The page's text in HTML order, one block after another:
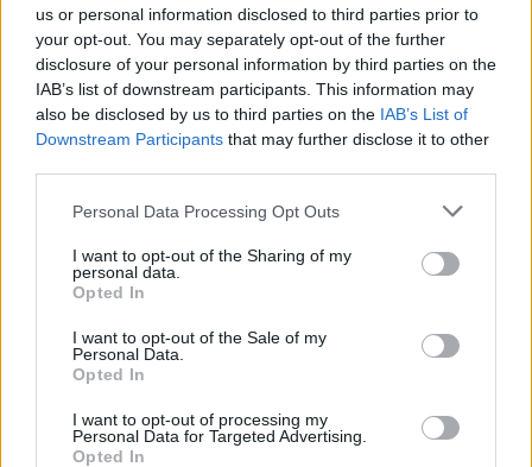
us or personal information disclosed to third parties prior to
your opt-out. You may separately opt-out of the further
disclosure of your personal information by third parties on the
IAB’s list of downstream participants. This information may
also be disclosed by us to third parties on the IAB’s List of
Downstream Participants that may further disclose it to other
Please note that this website/app uses one or more Google
not limited to your visit or usage behaviour. You may click to
grant or deny consent to Google and its third-party tags to
use your data for below specified purposes in below Google
consent section.
Personal Data Processing Opt Outs
I want to opt-out of the Sharing of my
personal data.
Opted In
I want to opt-out of the Sale of my
Personal Data.
Opted In
I want to opt-out of processing my
Personal Data for Targeted Advertising.
Opted In
BALESET-BŰNÜGY JORDÁNIA
#SZIKLA #HEGYMÁSZÁS #SZIKLAMÁSZÁS
Népszerű